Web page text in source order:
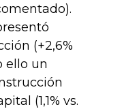
(+2,6%
ello un
(1,1% vs.